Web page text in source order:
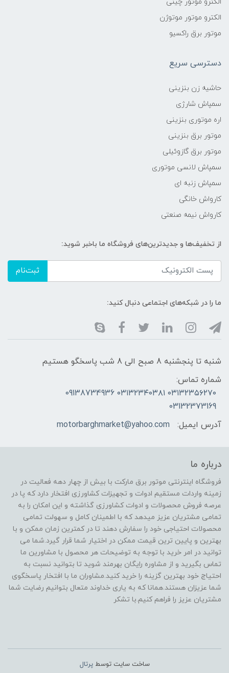
الکترو موتور موتوژن
موتور برق راکسیو
دسترسی سریع
حاشیه زن بنزینی
سمپاش شارژی
اره موتوری بنزینی
موتور برق بنزینی
موتور برق گازوئیلی
سمپاش لانسی موتوری
سمپاش زنبه ای
کارواش خانگی
کارواش نیمه صنعتی
از تخفیف‌ها و جدیدترین‌های فروشگاه ما باخبر شوید:
ثبت‌نام
ما را در شبکه‌های اجتماعی دنبال کنید:
شنبه تا پنجشنبه 8 صبح الی 8 شب پاسخگو هستیم
شماره تماس:
۰۳۱۳۲۳۵۶۲۷۰ ۰۳۱۳۲۳۴۰۳۸۱ 09138734936
03132373169
آدرس ایمیل:
motorbarghmarket@yahoo.com
درباره ما
فروشگاه اینترنتی موتور برق مارکت با بیش از چهار دهه فعالیت در
زمینه واردات مستقیم ادوات و تجهیزات کشاورزی افتخار دارد که پا در
عرصه فروش محصولات و ادوات کشاورزی گذاشته و این امکان را به
تمامی مشتریان عزیز میدهد که با اطمینان کامل و سهولت تمامی
محصولات احتیاجی خود را سفارش دهند تا در کمترین زمان ممکن و با
بهترین و پایین ترین قیمت ممکن در اختیار شما قرار گیرد.شما می
توانید در امر خرید با توجه به توضیحات هر محصول با مشاورین ما
تماس بگیرید و از مشاوره رایگان بهرمند شوید تا بتوانید نسبت به
احتیاج خود بهترین گزینه را خرید کنید.مشاوران ما با افتخار پاسخگوی
شما عزیزان هستند.همانا که به یاری خداوند متعال بتوانیم رضایت شما
مشتریان عزیز را فراهم کنیم.با تشکر
ساخت سایت توسطپرتال